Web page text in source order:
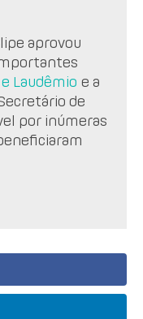
aprovou
Laudêmio e a
de
por inúmeras